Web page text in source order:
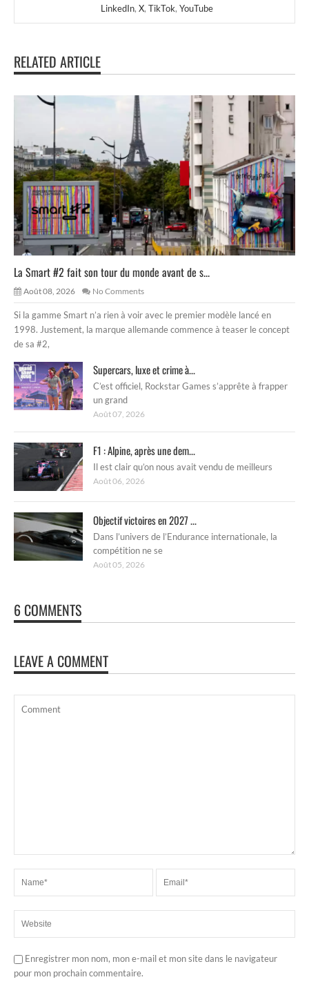
LinkedIn, X, TikTok, YouTube
RELATED ARTICLE
La Smart #2 fait son tour du monde avant de s...
Août 08, 2026 No Comments
Si la gamme Smart n’a rien à voir avec le premier modèle lancé en
1998. Justement, la marque allemande commence à teaser le concept
de sa #2,
Supercars, luxe et crime à...
C’est officiel, Rockstar Games s’apprête à frapper
un grand
Août 07, 2026
F1 : Alpine, après une dem...
Il est clair qu’on nous avait vendu de meilleurs
Août 06, 2026
Objectif victoires en 2027 ...
Dans l’univers de l’Endurance internationale, la
compétition ne se
Août 05, 2026
6 COMMENTS
LEAVE A COMMENT
Enregistrer mon nom, mon e-mail et mon site dans le navigateur
pour mon prochain commentaire.